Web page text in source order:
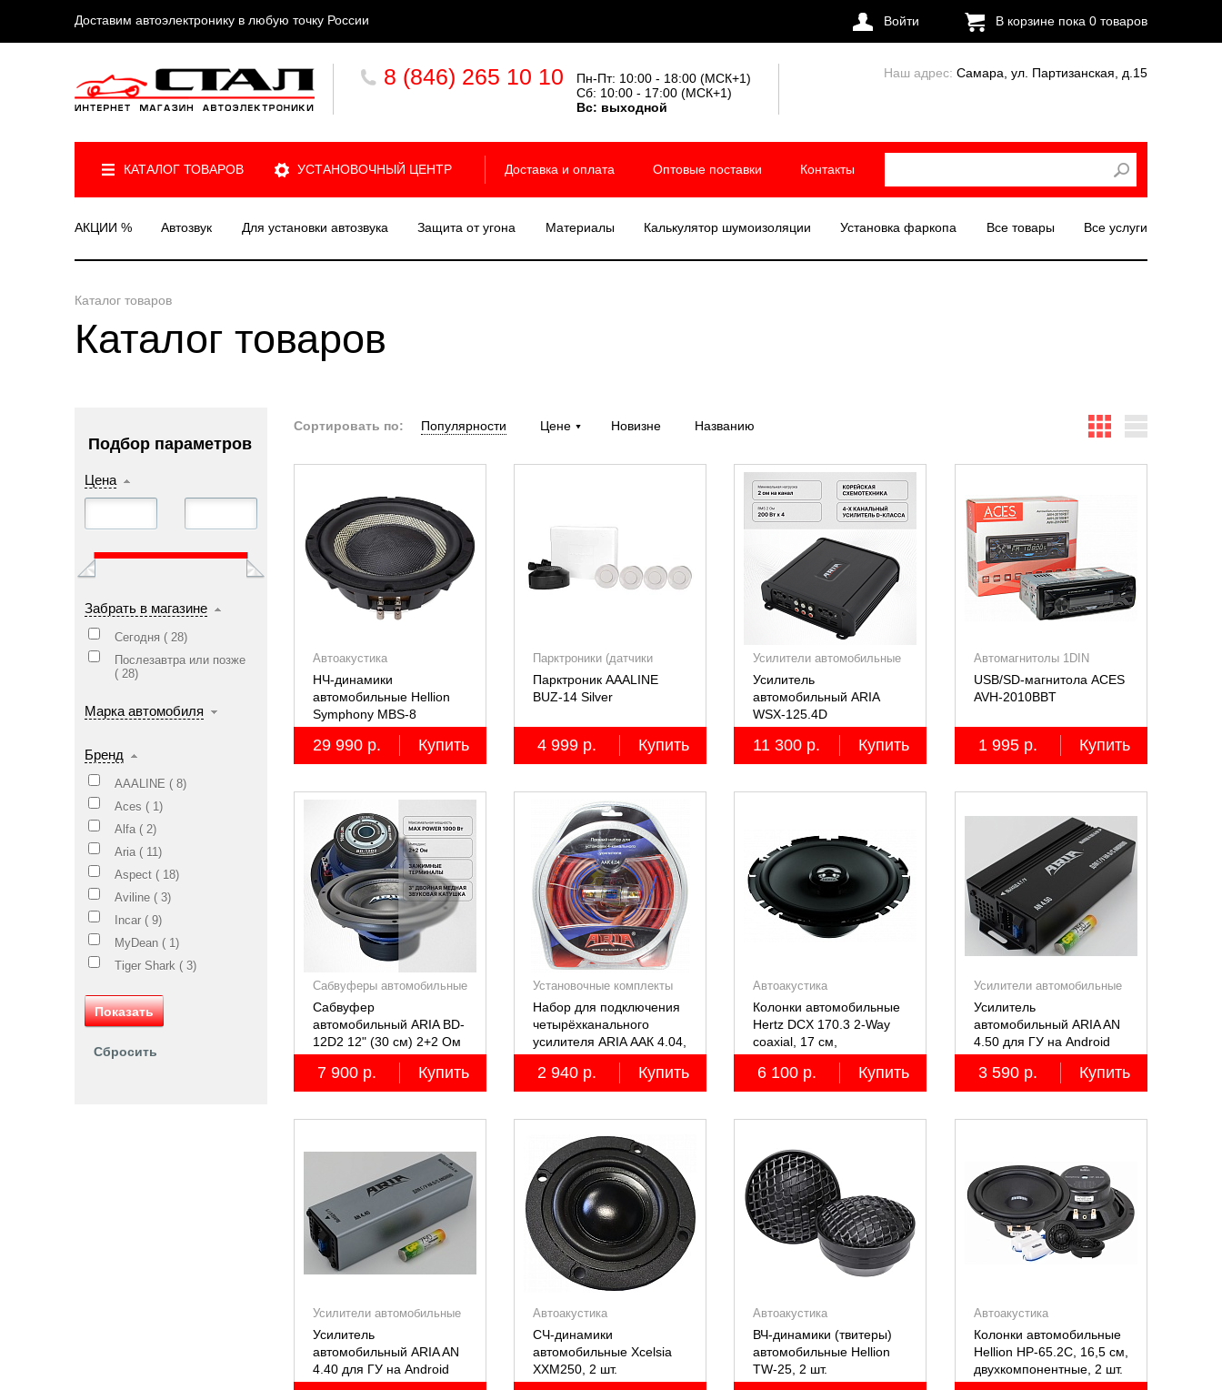
Доставим автоэлектронику в любую точку России Войти В корзине пока 0 товаров
8 (846) 265 10 10
Пн-Пт: 10:00 - 18:00 (МСК+1)
Сб: 10:00 - 17:00 (МСК+1)
Вс: выходной
Наш адрес: Самара, ул. Партизанская, д.15
КАТАЛОГ ТОВАРОВ УСТАНОВОЧНЫЙ ЦЕНТР Доставка и оплата Оптовые поставки Контакты
АКЦИИ % Автозвук Для установки автозвука Защита от угона Материалы Калькулятор шумоизоляции Установка фаркопа Все товары Все услуги
Каталог товаров
Каталог товаров
Подбор параметров
Цена
Забрать в магазине
Сегодня ( 28)
Послезавтра или позже
( 28)
Марка автомобиля
Бренд
AAALINE ( 8)
Aces ( 1)
Alfa ( 2)
Aria ( 11)
Aspect ( 18)
Aviline ( 3)
Incar ( 9)
MyDean ( 1)
Tiger Shark ( 3)
Сортировать по: Популярности Цене Новизне Названию
Автоакустика
НЧ-динамики
автомобильные Hellion
Symphony MBS-8
29 990 р. Купить
Парктроники (датчики
парковки)
Парктроник AAALINE
BUZ-14 Silver
4 999 р. Купить
Усилители автомобильные
Усилитель
автомобильный ARIA
WSX-125.4D
четырёхканальный,
4х125Вт (4Ом)
11 300 р. Купить
Автомагнитолы 1DIN
USB/SD-магнитола ACES
AVH-2010BBT
1 995 р. Купить
Сабвуферы автомобильные
Сабвуфер
автомобильный ARIA BD-
12D2 12" (30 см) 2+2 Ом
7 900 р. Купить
Установочные комплекты
(КИТы)
Набор для подключения
четырёхканального
усилителя ARIA ААК 4.04,
4AWG, miniANL 60А,
омедненный алюминий
(ССА)
2 940 р. Купить
Автоакустика
Колонки автомобильные
Hertz DCX 170.3 2-Way
coaxial, 17 см,
коаксиальные
двухполосные, 2 шт.
6 100 р. Купить
Усилители автомобильные
Усилитель
автомобильный ARIA AN
4.50 для ГУ на Android
3 590 р. Купить
Усилители автомобильные
Усилитель
автомобильный ARIA AN
4.40 для ГУ на Android
Автоакустика
СЧ-динамики
автомобильные Xcelsia
XXM250, 2 шт.
Автоакустика
ВЧ-динамики (твитеры)
автомобильные Hellion
TW-25, 2 шт.
Автоакустика
Колонки автомобильные
Hellion HP-65.2С, 16,5 см,
двухкомпонентные, 2 шт.